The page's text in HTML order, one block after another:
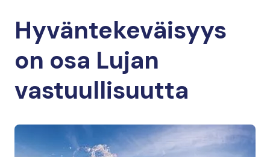
Hyväntekeväisyys
on osa Lujan
vastuullisuutta